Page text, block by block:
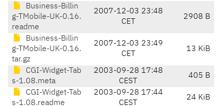
Business-Billin
g-TMobile-UK-0.16.
readme
2007-12-03 23:48
CET
2908 B
Business-Billin
g-TMobile-UK-0.16.
tar.gz
2007-12-03 23:49
CET
13 KiB
CGI-Widget-Tab
s-1.08.meta
2003-09-28 17:48
CEST
405 B
CGI-Widget-Tab
s-1.08.readme
2003-09-28 17:44
CEST
24 KiB